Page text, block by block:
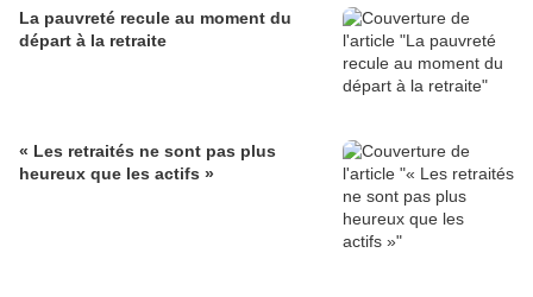
La pauvreté recule au moment du
départ à la retraite
« Les retraités ne sont pas plus
heureux que les actifs »